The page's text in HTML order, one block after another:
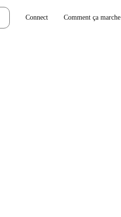
Connect Comment ça marche